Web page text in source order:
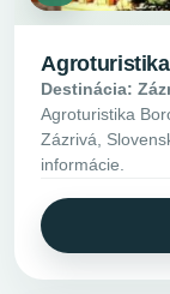
Destinácia:
Agroturistika
Zázrivá,
informácie.